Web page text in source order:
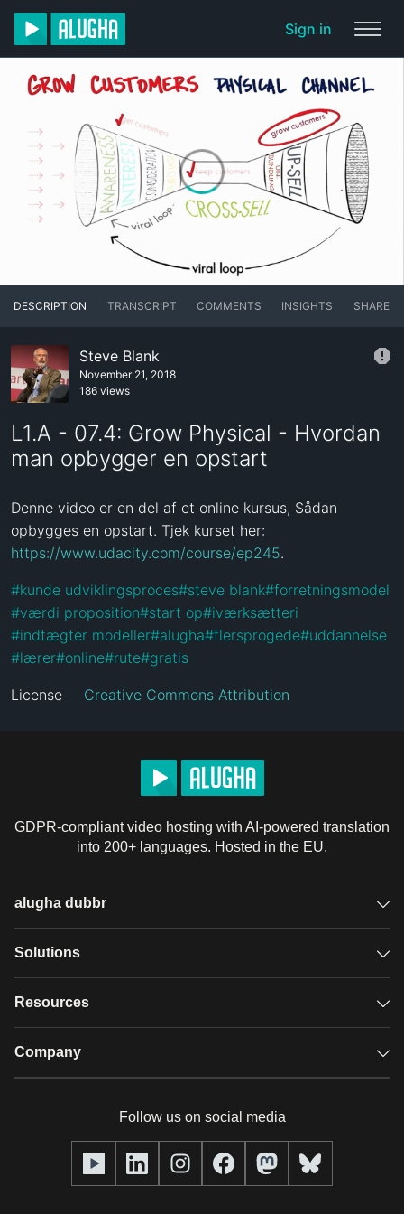
Sign in
DESCRIPTION TRANSCRIPT COMMENTS INSIGHTS SHARE
Steve Blank
November 21, 2018
186 views
L1.A - 07.4: Grow Physical - Hvordan
man opbygger en opstart
Denne video er en del af et online kursus, Sådan
https://www.udacity.com/course/ep245.
#kunde udviklingsproces#steve blank#forretningsmodel
#værdi proposition#start op#iværksætteri
#indtægter modeller#alugha#flersprogede#uddannelse
#lærer#online#rute#gratis
License Creative Commons Attribution
GDPR-compliant video hosting with AI-powered translation
into 200+ languages. Hosted in the EU.
alugha dubbr
Overview
Glossary
Solutions
GDPR video hosting
Resources
Case studies
alugha Academy
Company
Our team
Follow us on social media